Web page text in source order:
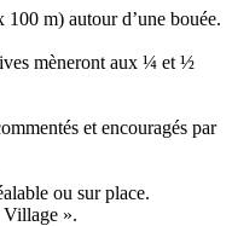
m) autour d’une bouée.
mèneront aux ¼ et ½
et encouragés par
ou sur place.
Village ».